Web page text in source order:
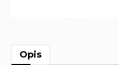
Opis